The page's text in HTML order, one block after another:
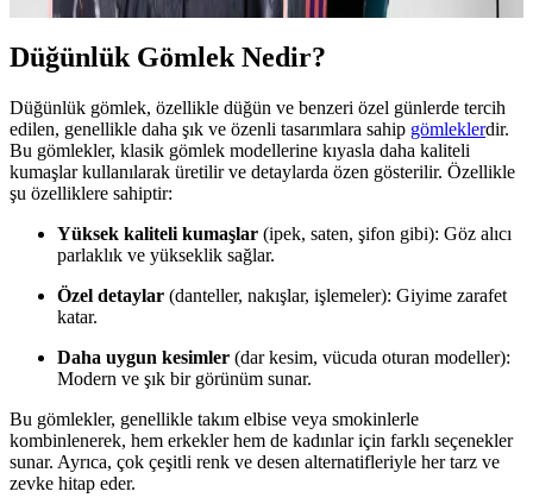
Düğünlük Gömlek Nedir?
Düğünlük gömlek, özellikle düğün ve benzeri özel günlerde tercih
edilen, genellikle daha şık ve özenli tasarımlara sahip gömleklerdir.
Bu gömlekler, klasik gömlek modellerine kıyasla daha kaliteli
kumaşlar kullanılarak üretilir ve detaylarda özen gösterilir. Özellikle
şu özelliklere sahiptir:
Yüksek kaliteli kumaşlar (ipek, saten, şifon gibi): Göz alıcı
parlaklık ve yükseklik sağlar.
Özel detaylar (danteller, nakışlar, işlemeler): Giyime zarafet
katar.
Daha uygun kesimler (dar kesim, vücuda oturan modeller):
Modern ve şık bir görünüm sunar.
Bu gömlekler, genellikle takım elbise veya smokinlerle
kombinlenerek, hem erkekler hem de kadınlar için farklı seçenekler
sunar. Ayrıca, çok çeşitli renk ve desen alternatifleriyle her tarz ve
zevke hitap eder.